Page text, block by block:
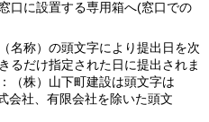
口に設置する専用箱へ(窓口での
名称）の頭文字により提出日を次
るだけ指定された日に提出されま
（株）山下町建設は頭文字は
会社、有限会社を除いた頭文